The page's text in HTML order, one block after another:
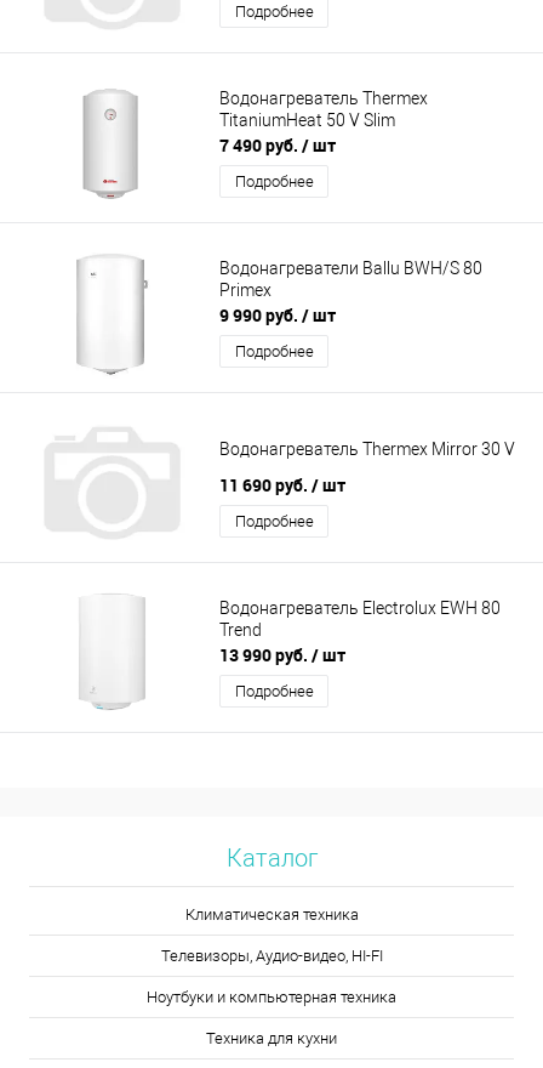
Подробнее
Водонагреватель Thermex
TitaniumHeat 50 V Slim
7 490 руб. / шт
Подробнее
Водонагреватели Ballu BWH/S 80
Primex
9 990 руб. / шт
Подробнее
Водонагреватель Thermex Mirror 30 V
11 690 руб. / шт
Подробнее
Водонагреватель Electrolux EWH 80
Trend
13 990 руб. / шт
Подробнее
Каталог
Климатическая техника
Телевизоры, Аудио-видео, HI-FI
Ноутбуки и компьютерная техника
Техника для кухни